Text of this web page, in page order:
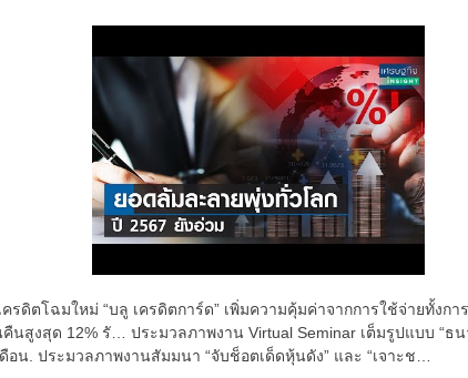
ครดิตโฉมใหม่ “บลู เครดิตการ์ด” เพิ่มความคุ้มค่าจากการใช้จ่ายทั้งก
คืนสูงสุด 12% รั… ประมวลภาพงาน Virtual Seminar เต็มรูปแบบ “
อน. ประมวลภาพงานสัมมนา “จับช็อตเด็ดหุ้นดัง” และ “เจาะช…